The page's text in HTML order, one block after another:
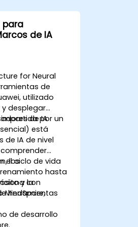
para
de IA
for Neural
de
utilizado
desplegar
de IApor un
está
de IA de nivel
el ciclo de vida
hasta
con
los
y la
herramientas
de desarrollo